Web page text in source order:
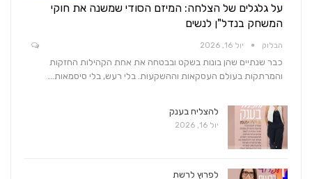
על גלגלים של הצלחה: המיזם הסודי שמשנה את חוקי
המשחק בנדל"ן לנשים
הבלוק יול 16, 2026
כבר שנתיים שהן בונות בשקט ובבטחה את אחת הקהילות החזקות
והמרתקות בעולם העסקאות וההשקעות. בלי רעש, בלי סיסמאות…
להצליח בענק
יול 16, 2026
לפרוץ לרשת